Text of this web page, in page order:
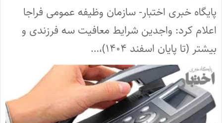
پایگاه خبری اختبار- سازمان وظیفه عمومی فراجا
اعلام کرد: واجدین شرایط معافیت سه فرزندی و
بیشتر (تا پایان اسفند ۱۴۰۴)،…